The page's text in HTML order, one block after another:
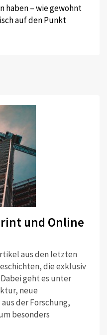
haben – wie gewohnt
auf den Punkt
und Online
aus den letzten
die exklusiv
geht es unter
neue
der Forschung,
besonders